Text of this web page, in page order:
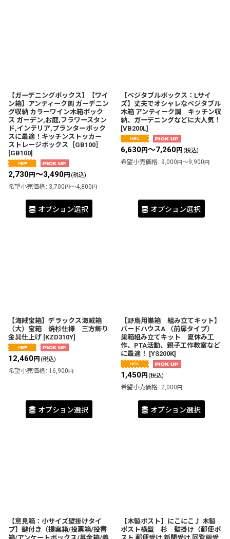
【ガーデニングボックス】【ワイ
ン箱】アンティーク調 ガーデニン
グ収納 カラーワイン木箱ボック
ス ガーデン,お庭,フラワースタン
ド,インテリア,プランターボック
スに最適！キッチンストッカー
ストレージボックス［GB100］
[GB100]
2,730円～3,490円 (税込)
希望小売価格 : 3,700 円～4,800 円
オプション選択
【ベジタブルボックス：Lサイ
ズ】丈夫でオシャレなベジタブル
木箱 アンティーク調 キッチン収
納、ガーデニングなどに大人気！
[VB200L]
6,630円～7,260円 (税込)
希望小売価格 : 9,000 円～9,900 円
オプション選択
【海賊宝箱】デラックス海賊箱
（大）宝箱 焼杉仕様 三方飾り
金具仕上げ [KZD310Y]
12,460円 (税込)
希望小売価格 : 16,900 円
オプション選択
【野鳥用巣箱 組み立てキット】
バードハウスA （前扉タイプ）
巣箱組み立てキット 夏休み工
作、PTA活動、親子工作教室など
に最適！
[YS200K]
1,450円 (税込)
希望小売価格 : 2,000 円
オプション選択
【意見箱：小サイズ壁掛けタイ
プ】鍵付き（提案箱/投票箱/投書
【木製ポスト】にこにこ♪ 木製
ポスト横型 杉 壁掛け（郵便ポ